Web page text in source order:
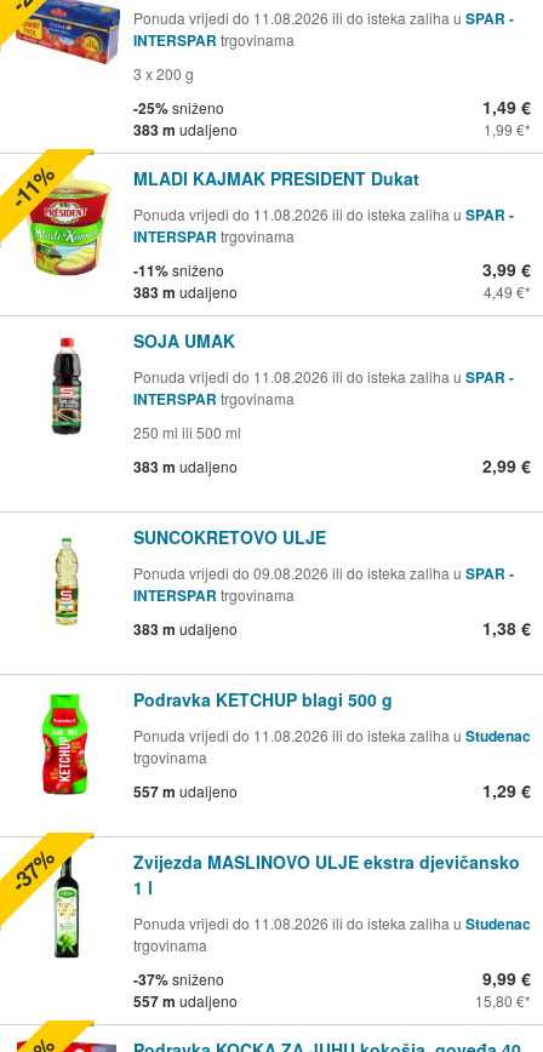
Ponuda vrijedi do 11.08.2026 ili do isteka zaliha u SPAR -
INTERSPAR trgovinama
3 x 200 g
-25%sniženo
383 m udaljeno
1,49 €
1,99 €
MLADI KAJMAK PRESIDENT Dukat
Ponuda vrijedi do 11.08.2026 ili do isteka zaliha u SPAR -
INTERSPAR trgovinama
-11%sniženo
383 m udaljeno
3,99 €
4,49 €
-11%
SOJA UMAK
Ponuda vrijedi do 11.08.2026 ili do isteka zaliha u SPAR -
INTERSPAR trgovinama
250 ml ili 500 ml
383 m udaljeno 2,99 €
SUNCOKRETOVO ULJE
Ponuda vrijedi do 09.08.2026 ili do isteka zaliha u SPAR -
INTERSPAR trgovinama
383 m udaljeno 1,38 €
Podravka KETCHUP blagi 500 g
Ponuda vrijedi do 11.08.2026 ili do isteka zaliha u Studenac
trgovinama
557 m udaljeno 1,29 €
Zvijezda MASLINOVO ULJE ekstra djevičansko
1 l
Ponuda vrijedi do 11.08.2026 ili do isteka zaliha u Studenac
trgovinama
-37%sniženo
557 m udaljeno
9,99 €
15,80 €
-37%